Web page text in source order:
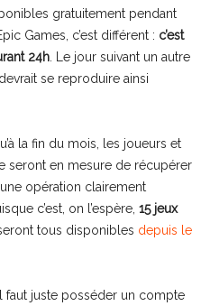
gratuitement pendant
Games, c’est différent : c’est
24h . Le jour suivant un autre
se reproduire ainsi
la fin du mois, les joueurs et
seront en mesure de récupérer
opération clairement
c’est, on l’espère, 15 jeux
seront tous disponibles depuis le
faut juste posséder un compte